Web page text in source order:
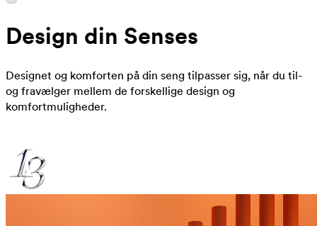
Design din Senses
Designet og komforten på din seng tilpasser sig, når du til-
og fravælger mellem de forskellige design og
komfortmuligheder.